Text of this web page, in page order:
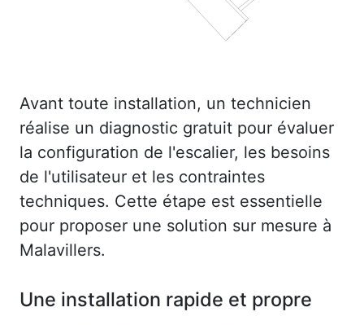
Avant toute installation, un technicien
réalise un diagnostic gratuit pour évaluer
la configuration de l'escalier, les besoins
de l'utilisateur et les contraintes
techniques. Cette étape est essentielle
pour proposer une solution sur mesure à
Malavillers.
Une installation rapide et propre